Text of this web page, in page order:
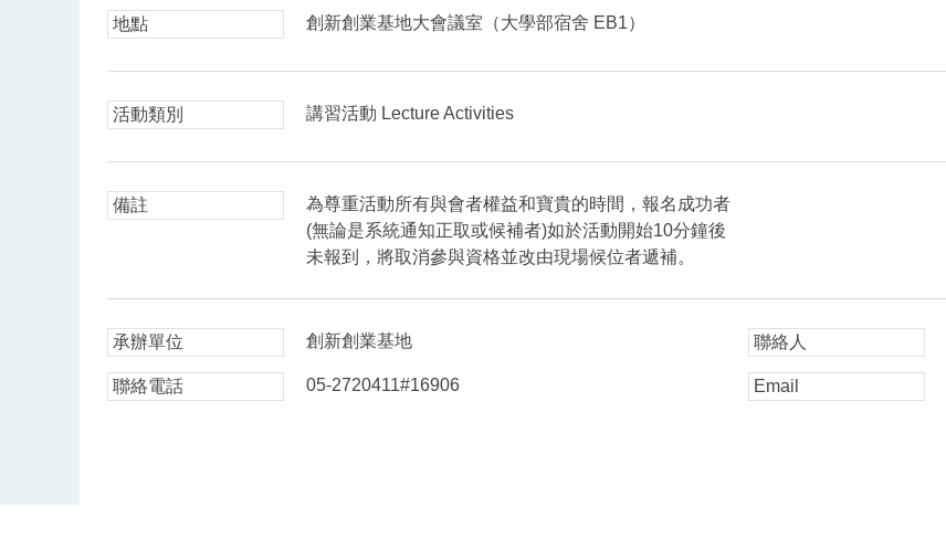
地點 創新創業基地大會議室（大學部宿舍 EB1）
活動類別 講習活動 Lecture Activities
備註
為尊重活動所有與會者權益和寶貴的時間，報名成功者
(無論是系統通知正取或候補者)如於活動開始10分鐘後
未報到，將取消參與資格並改由現場候位者遞補。
承辦單位 創新創業基地 聯絡人
聯絡電話 05-2720411#16906 Email